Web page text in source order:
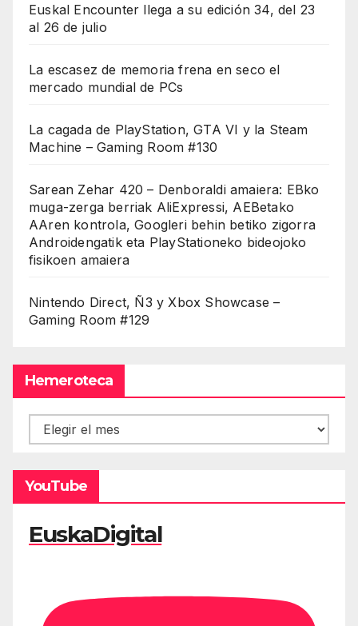
Euskal Encounter llega a su edición 34, del 23
al 26 de julio
La escasez de memoria frena en seco el
mercado mundial de PCs
La cagada de PlayStation, GTA VI y la Steam
Machine – Gaming Room #130
Sarean Zehar 420 – Denboraldi amaiera: EBko
muga-zerga berriak AliExpressi, AEBetako
AAren kontrola, Googleri behin betiko zigorra
Androidengatik eta PlayStationeko bideojoko
fisikoen amaiera
Nintendo Direct, Ñ3 y Xbox Showcase –
Gaming Room #129
Hemeroteca
Hemeroteca
YouTube
EuskaDigital